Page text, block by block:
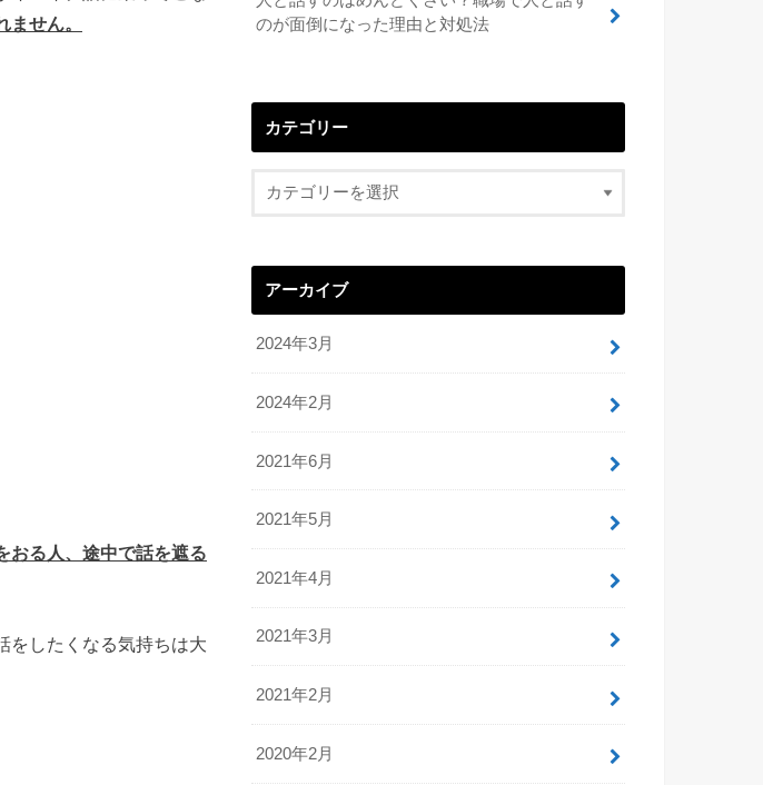
せん。
おる人、途中で話を遮る
をしたくなる気持ちは大
のが面倒になった理由と対処法
カテゴリー
アーカイブ
2024年3月
2024年2月
2021年6月
2021年5月
2021年4月
2021年3月
2021年2月
2020年2月